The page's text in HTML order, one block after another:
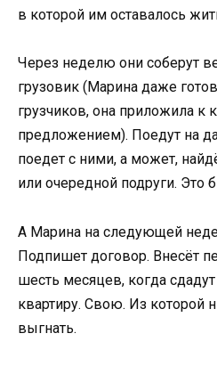
в которой им оставалось
Через неделю они соберут
грузовик (Марина даже
грузчиков, она приложила к
предложением). Поедут на
поедет с ними, а может,
или очередной подруги. Это
А Марина на следующей
Подпишет договор. Внесёт
шесть месяцев, когда
квартиру. Свою. Из которой
выгнать.